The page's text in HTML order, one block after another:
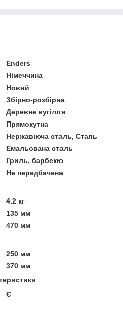
Enders
Німеччина
Новий
Збірно-розбірна
Деревне вугілля
Прямокутна
Нержавіюча сталь, Сталь
Емальована сталь
Гриль, барбекю
Не передбачена
4.2 кг
135 мм
470 мм
250 мм
370 мм
Є